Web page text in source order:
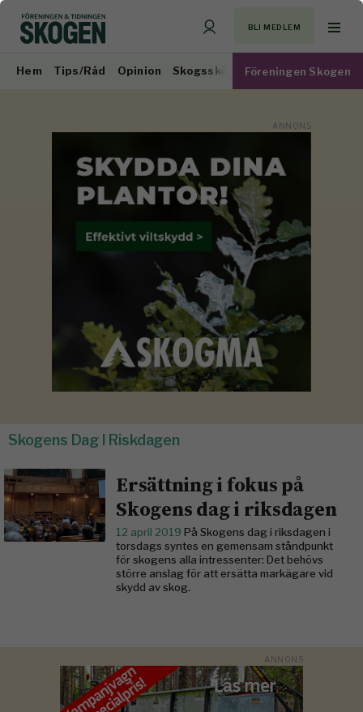
BLI MEDLEM
Hem Tips/Råd Opinion Skogsskötsel Virkesmarknad
Föreningen Skogen
Skogens Dag I Riskdagen
Ersättning i fokus på
Skogens dag i riksdagen
12 april 2019 På Skogens dag i riksdagen i
torsdags syntes en gemensam ståndpunkt
för skogens alla intressenter: Det behövs
större anslag för att ersätta markägare vid
skydd av skog.